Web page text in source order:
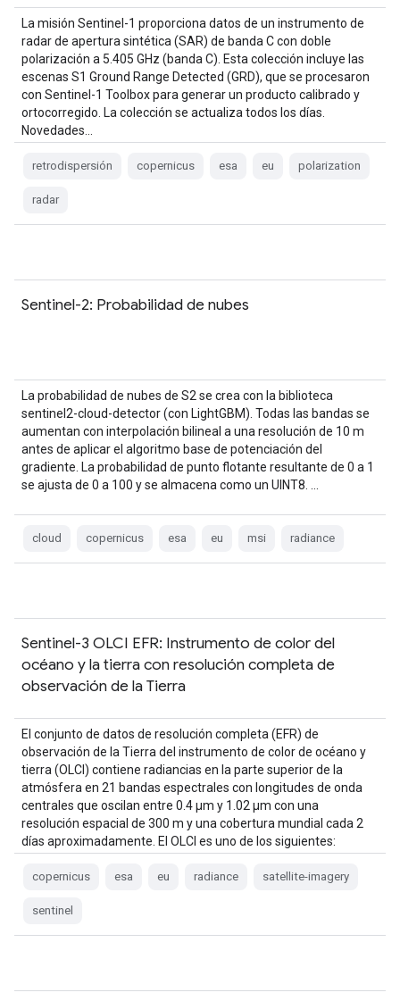
La misión Sentinel-1 proporciona datos de un instrumento de
radar de apertura sintética (SAR) de banda C con doble
polarización a 5.405 GHz (banda C). Esta colección incluye las
escenas S1 Ground Range Detected (GRD), que se procesaron
con Sentinel-1 Toolbox para generar un producto calibrado y
ortocorregido. La colección se actualiza todos los días.
Novedades…
retrodispersión copernicus esa eu polarization
radar
Sentinel-2: Probabilidad de nubes
La probabilidad de nubes de S2 se crea con la biblioteca
sentinel2-cloud-detector (con LightGBM). Todas las bandas se
aumentan con interpolación bilineal a una resolución de 10 m
antes de aplicar el algoritmo base de potenciación del
gradiente. La probabilidad de punto flotante resultante de 0 a 1
se ajusta de 0 a 100 y se almacena como un UINT8. …
cloud copernicus esa eu msi radiance
Sentinel-3 OLCI EFR: Instrumento de color del
océano y la tierra con resolución completa de
observación de la Tierra
El conjunto de datos de resolución completa (EFR) de
observación de la Tierra del instrumento de color de océano y
tierra (OLCI) contiene radiancias en la parte superior de la
atmósfera en 21 bandas espectrales con longitudes de onda
centrales que oscilan entre 0.4 µm y 1.02 µm con una
resolución espacial de 300 m y una cobertura mundial cada 2
días aproximadamente. El OLCI es uno de los siguientes:
copernicus esa eu radiance satellite-imagery
sentinel